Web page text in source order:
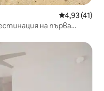
Средна
4,93 (41)
на първа